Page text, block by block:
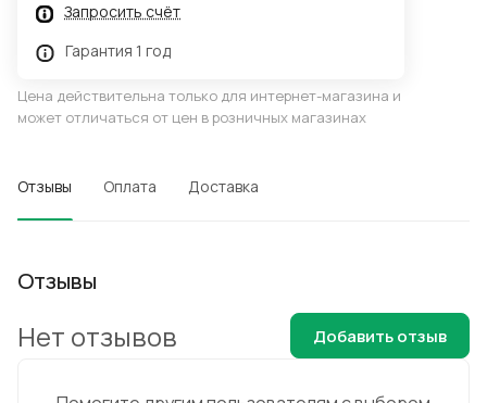
Запросить счёт
Гарантия 1 год
Цена действительна только для интернет-магазина и
может отличаться от цен в розничных магазинах
Отзывы Оплата Доставка
Отзывы
Нет отзывов Добавить отзыв